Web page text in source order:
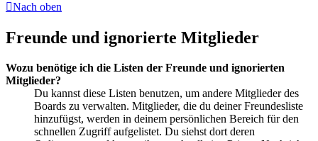
Nach oben
Freunde und ignorierte Mitglieder
Wozu benötige ich die Listen der Freunde und ignorierten
Mitglieder?
Du kannst diese Listen benutzen, um andere Mitglieder des
Boards zu verwalten. Mitglieder, die du deiner Freundesliste
hinzufügst, werden in deinem persönlichen Bereich für den
schnellen Zugriff aufgelistet. Du siehst dort deren